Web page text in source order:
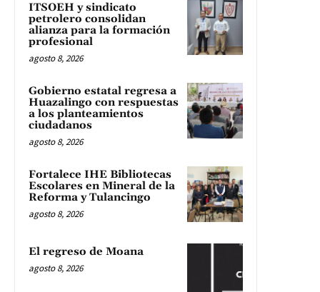
ITSOEH y sindicato
petrolero consolidan
alianza para la formación
profesional
agosto 8, 2026
Gobierno estatal regresa a
Huazalingo con respuestas
a los planteamientos
ciudadanos
agosto 8, 2026
Fortalece IHE Bibliotecas
Escolares en Mineral de la
Reforma y Tulancingo
agosto 8, 2026
El regreso de Moana
agosto 8, 2026